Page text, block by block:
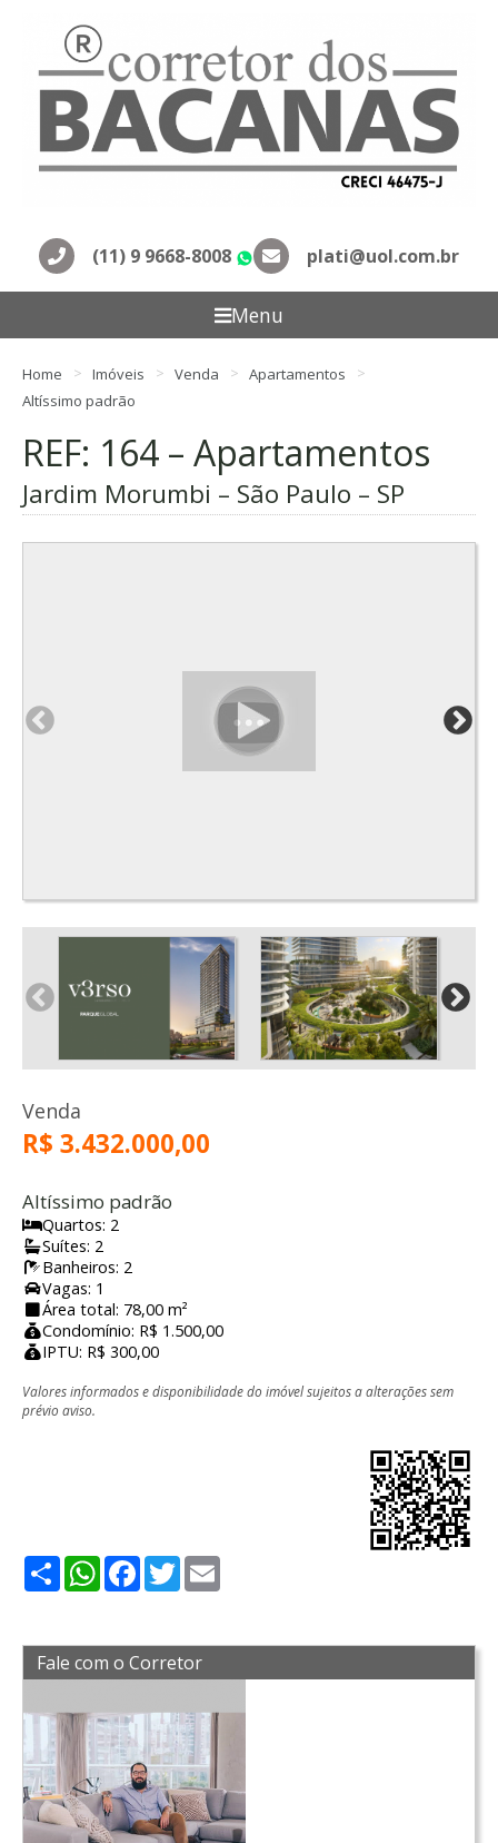
(11) 9 9668-8008 WhatsApp
plati@uol.com.br
Menu
Home Imóveis Venda
Apartamentos
Altíssimo padrão
REF: 164 – Apartamentos
Jardim Morumbi – São Paulo – SP
Venda
R$ 3.432.000,00
Altíssimo padrão
Quartos: 2
Suítes: 2
Banheiros: 2
Vagas: 1
Área total: 78,00 m²
Condomínio: R$ 1.500,00
IPTU: R$ 300,00
Valores informados e disponibilidade do imóvel sujeitos a alterações sem
prévio aviso.
ShareWhatsApp
Facebook
Twitter
Fale com o Corretor